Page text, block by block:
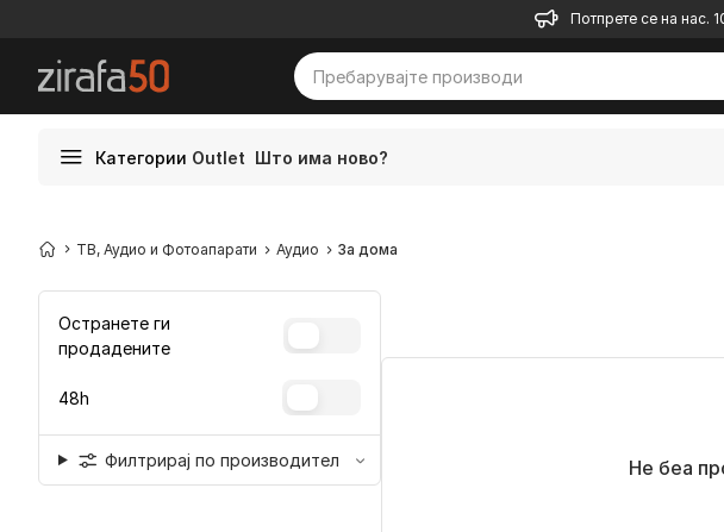
Потпрете се на нас.
Категории Outlet Што има ново?
ТВ, Аудио и Фотоапарати Аудио За дома
Остранете ги
продадените
48h
Филтрирај по производител Не беа